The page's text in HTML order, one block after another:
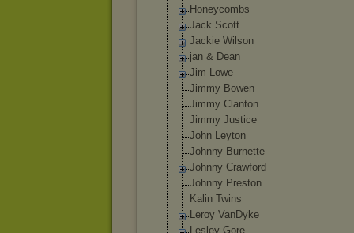
Honeycombs
Jack Scott
Jackie Wilson
jan & Dean
Jim Lowe
Jimmy Bowen
Jimmy Clanton
Jimmy Justice
John Leyton
Johnny Burnette
Johnny Crawford
Johnny Preston
Kalin Twins
Leroy VanDyke
Lesley Gore